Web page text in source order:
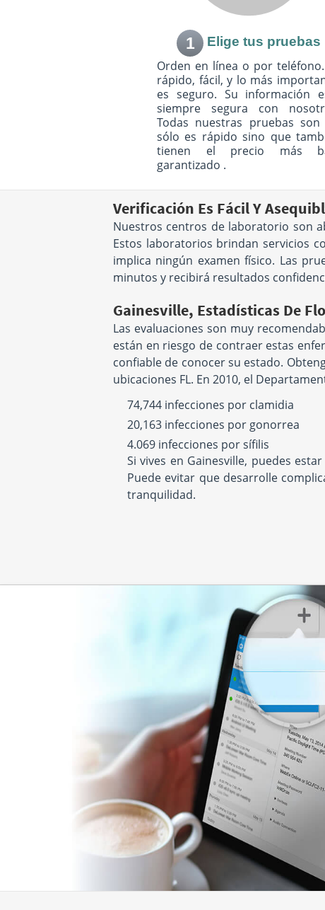
1 Elige tus pruebas
Orden en línea o por teléfono.
rápido, fácil, y lo más
es seguro. Su información
siempre segura con
Todas nuestras pruebas son
sólo es rápido sino que
tienen el precio más
garantizado .
Verificación Es Fácil Y
Nuestros centros de laboratorio son
Estos laboratorios brindan servicios
implica ningún examen físico. Las
minutos y recibirá resultados
Gainesville, Estadísticas De
Las evaluaciones son muy
están en riesgo de contraer estas
confiable de conocer su estado.
ubicaciones FL. En 2010, el
74,744 infecciones por clamidia
20,163 infecciones por gonorrea
4.069 infecciones por sífilis
Si vives en Gainesville, puedes
Puede evitar que desarrolle
tranquilidad.